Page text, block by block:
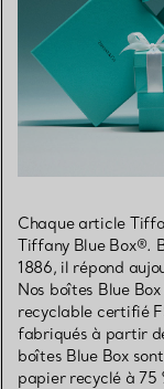
Chaque article
Tiffany Blue Box®.
1886, il répond
Nos boîtes Blue
recyclable certifié
fabriqués à partir
boîtes Blue Box
papier recyclé à 75